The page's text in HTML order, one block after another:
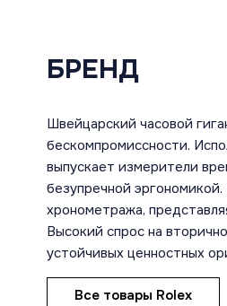
БРЕНД
Швейцарский часовой
бескомпромиссности.
выпускает измерители
безупречной
хронометража,
Высокий спрос на
устойчивых ценностных
Все товары Rolex